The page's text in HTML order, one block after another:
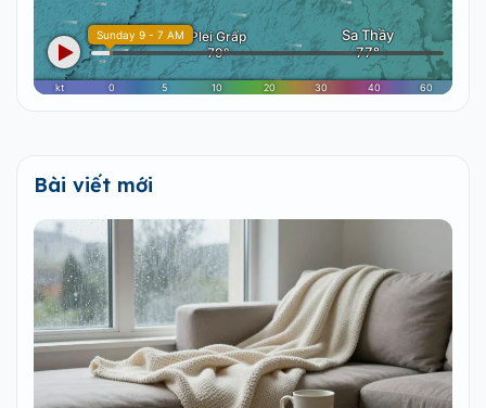
Bài viết mới